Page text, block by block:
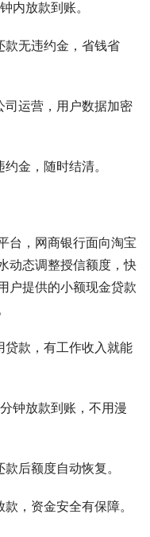
内放款到账。
款无违约金，省钱省
司运营，用户数据加密
金，随时结清。
台，网商银行面向淘宝
动态调整授信额度，快
户提供的小额现金贷款
贷款，有工作收入就能
钟放款到账，不用漫
后额度自动恢复。
，资金安全有保障。